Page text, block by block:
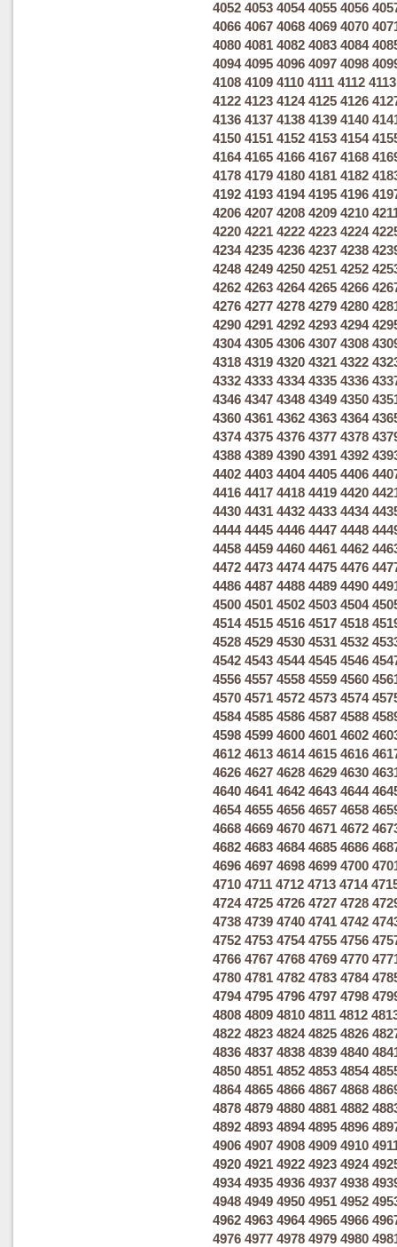
4052 4053 4054 4055 4056
4066 4067 4068 4069 4070
4080 4081 4082 4083 4084
4094 4095 4096 4097 4098
4108 4109 4110 4111 4112 4113
4122 4123 4124 4125 4126
4136 4137 4138 4139 4140
4150 4151 4152 4153 4154
4164 4165 4166 4167 4168
4178 4179 4180 4181 4182
4192 4193 4194 4195 4196
4206 4207 4208 4209 4210
4220 4221 4222 4223 4224
4234 4235 4236 4237 4238
4248 4249 4250 4251 4252
4262 4263 4264 4265 4266
4276 4277 4278 4279 4280
4290 4291 4292 4293 4294
4304 4305 4306 4307 4308
4318 4319 4320 4321 4322
4332 4333 4334 4335 4336
4346 4347 4348 4349 4350
4360 4361 4362 4363 4364
4374 4375 4376 4377 4378
4388 4389 4390 4391 4392
4402 4403 4404 4405 4406
4416 4417 4418 4419 4420
4430 4431 4432 4433 4434
4444 4445 4446 4447 4448
4458 4459 4460 4461 4462
4472 4473 4474 4475 4476
4486 4487 4488 4489 4490
4500 4501 4502 4503 4504
4514 4515 4516 4517 4518
4528 4529 4530 4531 4532
4542 4543 4544 4545 4546
4556 4557 4558 4559 4560
4570 4571 4572 4573 4574
4584 4585 4586 4587 4588
4598 4599 4600 4601 4602
4612 4613 4614 4615 4616
4626 4627 4628 4629 4630
4640 4641 4642 4643 4644
4654 4655 4656 4657 4658
4668 4669 4670 4671 4672
4682 4683 4684 4685 4686
4696 4697 4698 4699 4700
4710 4711 4712 4713 4714
4724 4725 4726 4727 4728
4738 4739 4740 4741 4742
4752 4753 4754 4755 4756
4766 4767 4768 4769 4770
4780 4781 4782 4783 4784
4794 4795 4796 4797 4798
4808 4809 4810 4811 4812
4822 4823 4824 4825 4826
4836 4837 4838 4839 4840
4850 4851 4852 4853 4854
4864 4865 4866 4867 4868
4878 4879 4880 4881 4882
4892 4893 4894 4895 4896
4906 4907 4908 4909 4910
4920 4921 4922 4923 4924
4934 4935 4936 4937 4938
4948 4949 4950 4951 4952
4962 4963 4964 4965 4966
4976 4977 4978 4979 4980